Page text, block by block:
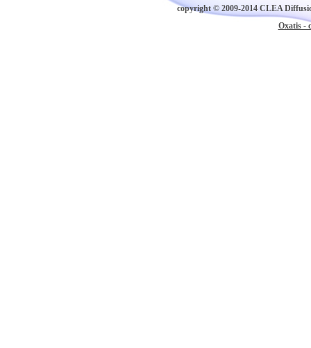
copyright © 2009-2014 CLEA
Oxatis -